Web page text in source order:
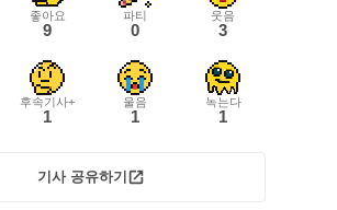
좋아요
9
파티
0
웃음
3
후속기사+
1
울음
1
녹는다
1
기사 공유하기